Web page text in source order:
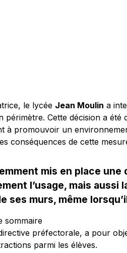
le lycée Jean Moulin a
Cette décision a été
à promouvoir un
conséquences de cette
mis en place une
l’usage, mais aussi
ses murs, même
sommaire
préfectorale, a pour
parmi les élèves.